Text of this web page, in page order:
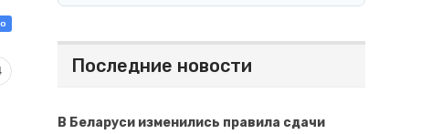
Последние новости
В Беларуси изменились правила сдачи